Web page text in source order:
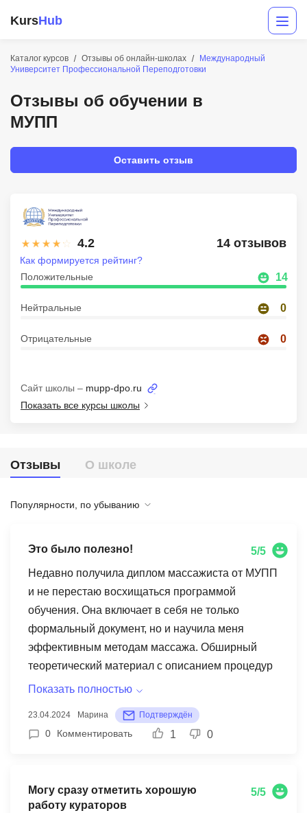
KursHub
Каталог курсов Отзывы об онлайн-школах
Международный
Университет Профессиональной Переподготовки
Отзывы об обучении в
МУПП
Оставить отзыв
4.2 14 отзывов
Положительные 14
Нейтральные 0
Отрицательные 0
Как формируется рейтинг?
Сайт школы – mupp-dpo.ru
Показать все курсы школы
Отзывы О школе
Популярности, по убыванию
Это было полезно!
5/5
Недавно получила диплом массажиста от МУПП
и не перестаю восхищаться программой
обучения. Она включает в себя не только
формальный документ, но и научила меня
эффективным методам массажа. Обширный
теоретический материал с описанием процедур
и противопоказаний при заболеваниях оказался
Показать полностью
23.04.2024 Марина Подтверждён
0 Комментировать 1 0
Могу сразу отметить хорошую
работу кураторов
5/5
Маркетинг
Дизайн
Аналитика
Детям
Рейтинг онлайн-школ